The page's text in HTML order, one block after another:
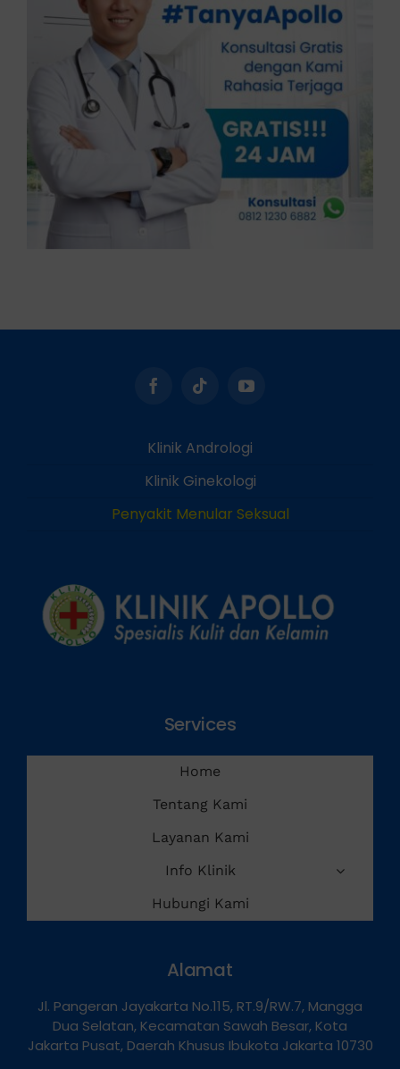
Hubungi Kami
Jl. Pangeran Jayakarta No.115, RT.9/RW.7, Mangga
Dua Selatan, Kecamatan Sawah Besar, Kota